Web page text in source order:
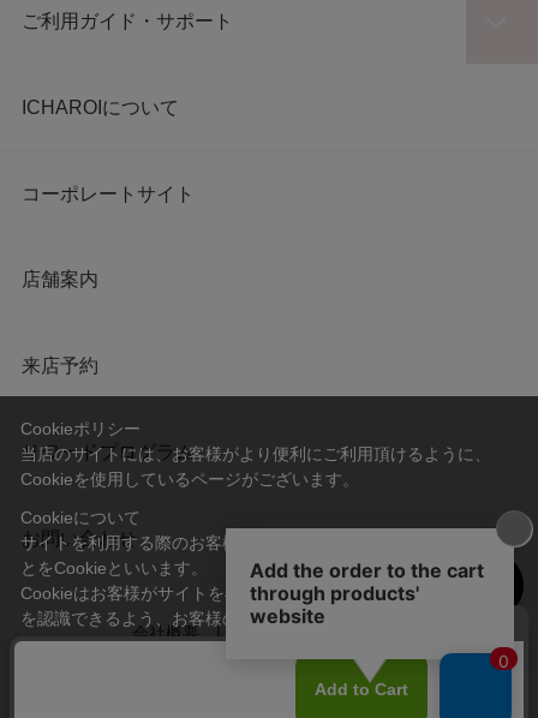
ご利用ガイド・サポート
ICHAROIについて
コーポレートサイト
店舗案内
来店予約
リワードプログラム
お問い合わせ
会社概要
特定商取引法に基づく表記
Cookieポリシー
当店のサイトには、お客様がより便利にご利用頂けるように、
Cookieを使用しているページがございます。
Cookieについて
サイトを利用する際のお客様情報をPC上で記録管理する技術のこ
とをCookieといいます。
Cookieはお客様がサイトを再訪問された際に、お客様のデバイス
を認識できるよう、お客様のデバイス間からサーバーへ送り返さ
れます。
なお、Cookieに保存されている情報のみで、お客様個人を特定す